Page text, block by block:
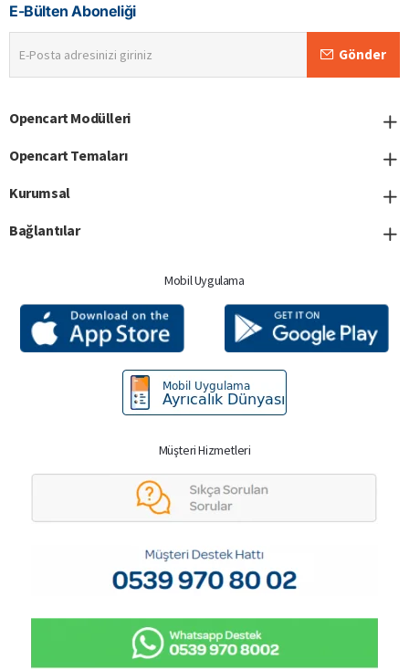
E-Bülten Aboneliği
Posta
adresinizi
Gönder
Opencart Modülleri
Opencart Temaları
Kurumsal
Bağlantılar
Mobil Uygulama
Müşteri Hizmetleri